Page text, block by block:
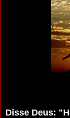
Disse Deus: